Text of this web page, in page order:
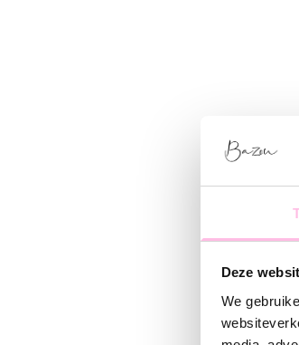
Deze
We